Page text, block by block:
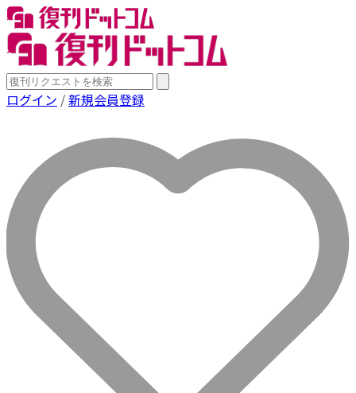
ログイン /新規会員登録